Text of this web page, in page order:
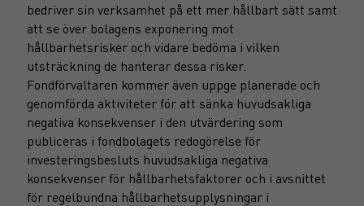
bedriver sin verksamhet på ett mer hållbart sätt samt
att se över bolagens exponering mot
hållbarhetsrisker och vidare bedöma i vilken
utsträckning de hanterar dessa risker.
Fondförvaltaren kommer även uppge planerade och
genomförda aktiviteter för att sänka huvudsakliga
negativa konsekvenser i den utvärdering som
publiceras i fondbolagets redogörelse för
investeringsbesluts huvudsakliga negativa
konsekvenser för hållbarhetsfaktorer och i avsnittet
för regelbundna hållbarhetsupplysningar i